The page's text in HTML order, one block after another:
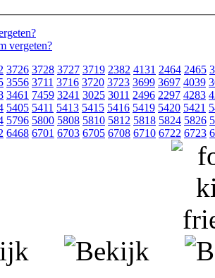
vergeten?
3726 3728 3727 3719 2382 4131 2464 2465
3556 3711 3716 3720 3723 3699 3697 4039
3461 7459 3241 3025 3011 2496 2297 4283
5405 5411 5413 5415 5416 5419 5420 5421
5796 5800 5808 5810 5812 5818 5824 5826
6468 6701 6703 6705 6708 6710 6722 6723